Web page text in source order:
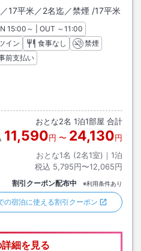
17平米／2名迄／禁煙 /17平米
チェックイン
15:00 ～ | OUT チェックアウト
～11:00
イン
食事なし
禁煙
前支払い
おとな2名 1泊1部屋 合計
11,590円 〜 24,130円
おとな1名 (2名1室)｜ 1泊
税込 5,795円〜12,065円
割引クーポン配布中 ※利用条件あり
の宿泊に使える割引クーポン
細を見る